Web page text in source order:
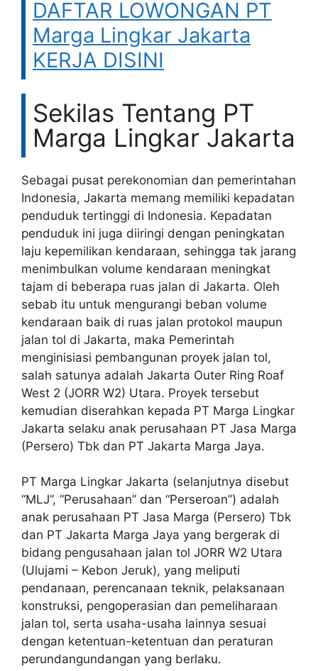
DAFTAR LOWONGAN PT
Marga Lingkar Jakarta
KERJA DISINI
Sekilas Tentang PT
Marga Lingkar Jakarta
Sebagai pusat perekonomian dan pemerintahan
Indonesia, Jakarta memang memiliki kepadatan
penduduk tertinggi di Indonesia. Kepadatan
penduduk ini juga diiringi dengan peningkatan
laju kepemilikan kendaraan, sehingga tak jarang
menimbulkan volume kendaraan meningkat
tajam di beberapa ruas jalan di Jakarta. Oleh
sebab itu untuk mengurangi beban volume
kendaraan baik di ruas jalan protokol maupun
jalan tol di Jakarta, maka Pemerintah
menginisiasi pembangunan proyek jalan tol,
salah satunya adalah Jakarta Outer Ring Roaf
West 2 (JORR W2) Utara. Proyek tersebut
kemudian diserahkan kepada PT Marga Lingkar
Jakarta selaku anak perusahaan PT Jasa Marga
(Persero) Tbk dan PT Jakarta Marga Jaya.
PT Marga Lingkar Jakarta (selanjutnya disebut
“MLJ”, “Perusahaan” dan “Perseroan”) adalah
anak perusahaan PT Jasa Marga (Persero) Tbk
dan PT Jakarta Marga Jaya yang bergerak di
bidang pengusahaan jalan tol JORR W2 Utara
(Ulujami – Kebon Jeruk), yang meliputi
pendanaan, perencanaan teknik, pelaksanaan
konstruksi, pengoperasian dan pemeliharaan
jalan tol, serta usaha-usaha lainnya sesuai
dengan ketentuan-ketentuan dan peraturan
perundangundangan yang berlaku.